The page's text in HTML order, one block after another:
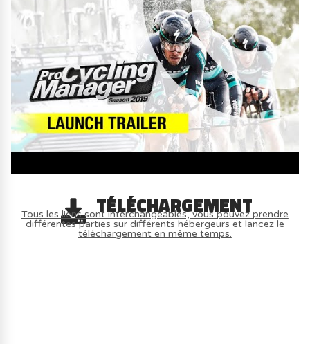
TÉLÉCHARGEMENT
Tous les liens sont interchangeables, vous pouvez prendre
différentes parties sur différents hébergeurs et lancez le
téléchargement en même temps.